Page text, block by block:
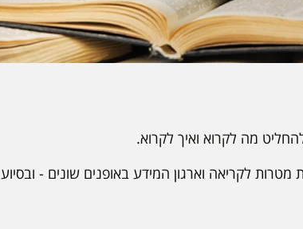
מה לקרוא ואיך לקרוא.
לקריאה וארגון המידע באופנים שונים - ובסיוע